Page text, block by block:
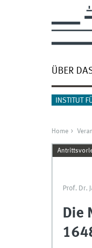
ÜBER
INSTITUT
Home
Prof. Dr.
Die